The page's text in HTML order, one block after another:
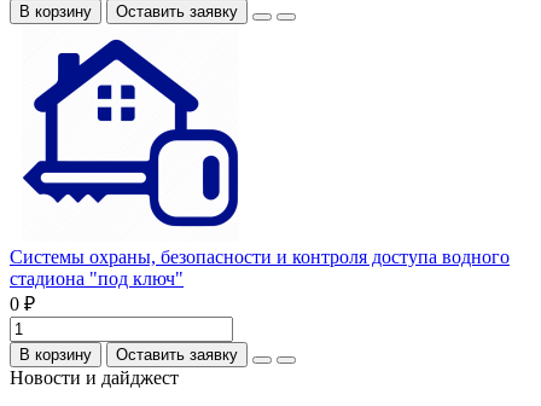
В корзину Оставить заявку
Системы охраны, безопасности и контроля доступа водного
стадиона "под ключ"
0 ₽
В корзину Оставить заявку
Новости и дайджест